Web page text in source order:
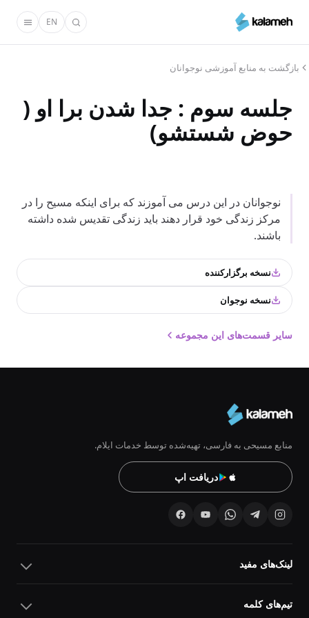
محتوای
EN
بازگشت به منابع آموزشی نوجوانان
جلسه سوم : جدا شدن برا او (
حوض شستشو)
نوجوانان در این درس می آموزند که برای اینکه مسیح را در
مرکز زندگی خود قرار دهند باید زندگی تقدیس شده داشته
باشند.
نسخه برگزارکننده
نسخه نوجوان
سایر قسمت‌های این مجموعه
منابع مسیحی به فارسی، تهیه‌شده توسط خدمات ایلام.
دریافت اپ
لینک‌های مفید
تیم‌های کلمه